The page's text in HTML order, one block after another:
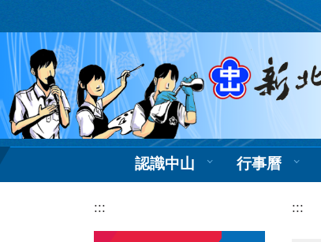
到
主
要
內
容
區
認識中山 行事曆
::: :::